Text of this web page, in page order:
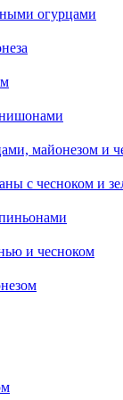
огурцами
майонезом и
с чесноком и
и чесноком